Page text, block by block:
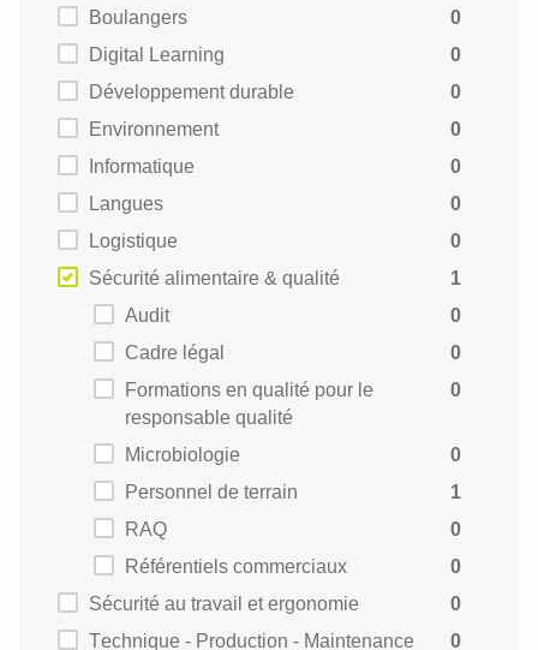
Boulangers
0
Digital Learning
0
Développement durable
0
Environnement
0
Informatique
0
Langues
0
Logistique
0
Sécurité alimentaire & qualité
1
Audit
0
Cadre légal
0
Formations en qualité pour le
responsable qualité
0
Microbiologie
0
Personnel de terrain
1
RAQ
0
Référentiels commerciaux
0
Sécurité au travail et ergonomie
0
Technique - Production - Maintenance
0